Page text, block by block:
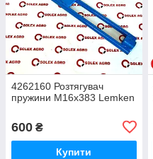
4262160 Розтягувач
пружини M16x383 Lemken
600 ₴
Купити